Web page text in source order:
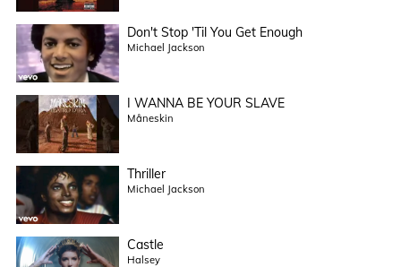
Don't Stop 'Til You Get Enough
Michael Jackson
I WANNA BE YOUR SLAVE
Måneskin
Thriller
Michael Jackson
Castle
Halsey